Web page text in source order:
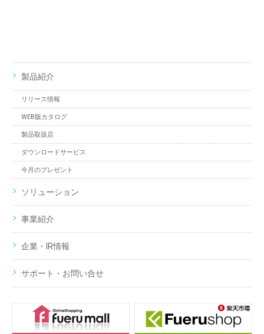
製品紹介
リリース情報
WEB版カタログ
製品取扱店
ダウンロードサービス
今月のプレゼント
ソリューション
事業紹介
企業・IR情報
サポート・お問い合せ